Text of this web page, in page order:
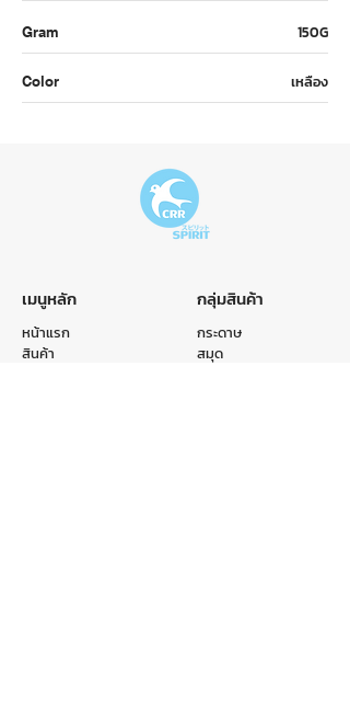
Gram 150G
Color เหลือง
เมนูหลัก
หน้าแรก
สินค้า
กลุ่มสินค้า
กระดาษ
สมุด